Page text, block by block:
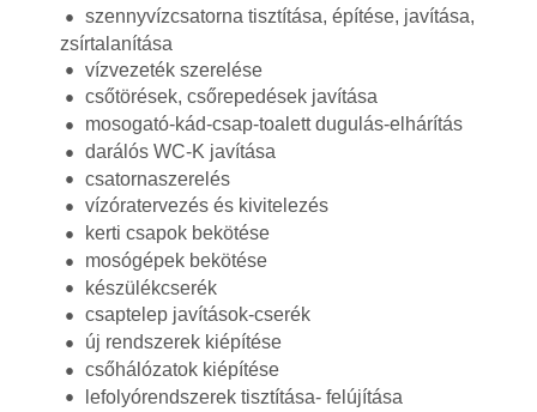
szennyvízcsatorna tisztítása, építése, javítása,
zsírtalanítása
vízvezeték szerelése
csőtörések, csőrepedések javítása
mosogató-kád-csap-toalett dugulás-elhárítás
darálós WC-K javítása
csatornaszerelés
vízóratervezés és kivitelezés
kerti csapok bekötése
mosógépek bekötése
készülékcserék
csaptelep javítások-cserék
új rendszerek kiépítése
csőhálózatok kiépítése
lefolyórendszerek tisztítása- felújítása